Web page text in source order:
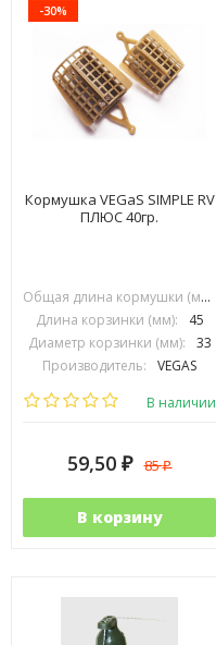
-30%
Кормушка VEGaS SIMPLE RV
ПЛЮС 40гр.
Общая длина кормушки (мм):
Длина корзинки (мм):
45
Диаметр корзинки (мм):
33
Производитель:
VEGAS
В наличии
59,50 ₽ 85₽
В корзину